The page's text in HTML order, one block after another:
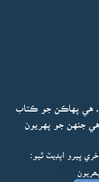
هي پهاڪن جو ڪتاب
جنهن جو پهريون
ڀيرو اپڊيٽ ٿيو: